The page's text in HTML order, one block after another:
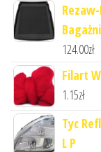
124.00zł
Filart
1.15zł
Tyc
L P